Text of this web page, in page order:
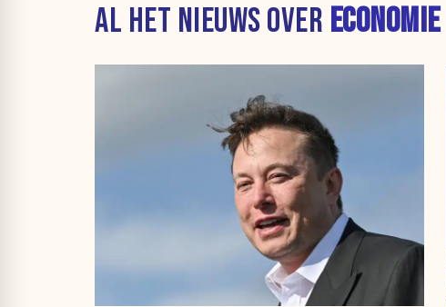
AL HET NIEUWS OVER ECONOMIE